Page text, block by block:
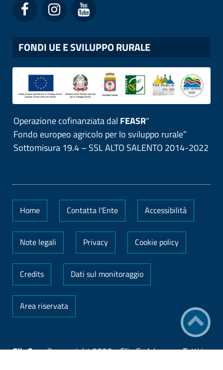
FONDI UE E SVILUPPO RURALE
Operazione cofinanziata dal FEASR“
Fondo europeo agricolo per lo sviluppo rurale”
Sottomisura 19.4 – SSL ALTO SALENTO 2014-2022
Home Contatta l'Ente Accessibilità
Note legali Privacy Cookie policy
Credits Dati sul monitoraggio
Area riservata
ClioCom© copyright 2026 - Clio S.r.l. Lecce - Tutti i